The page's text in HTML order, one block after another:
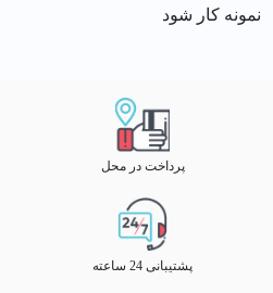
نمونه کار شود
پرداخت در محل
پشتیبانی 24 ساعته